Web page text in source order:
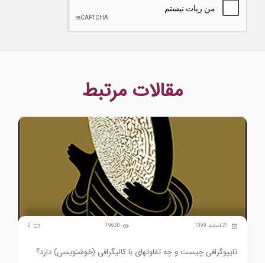
مقالات مرتبط
21 اسفند 1399 19630
0
تایپوگرافی چیست و چه تفاوتهای با کالیگرافی (خوشنویسی) دارد؟